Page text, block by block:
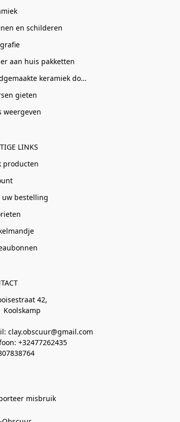
en schilderen
aan huis pakketten
Handgemaakte keramiek door Clay-Obscuur
gieten
weergeven
LINKS
producten
uw bestelling
42,
Koolskamp
clay.obscuur@gmail.com
+32477262435
misbruik